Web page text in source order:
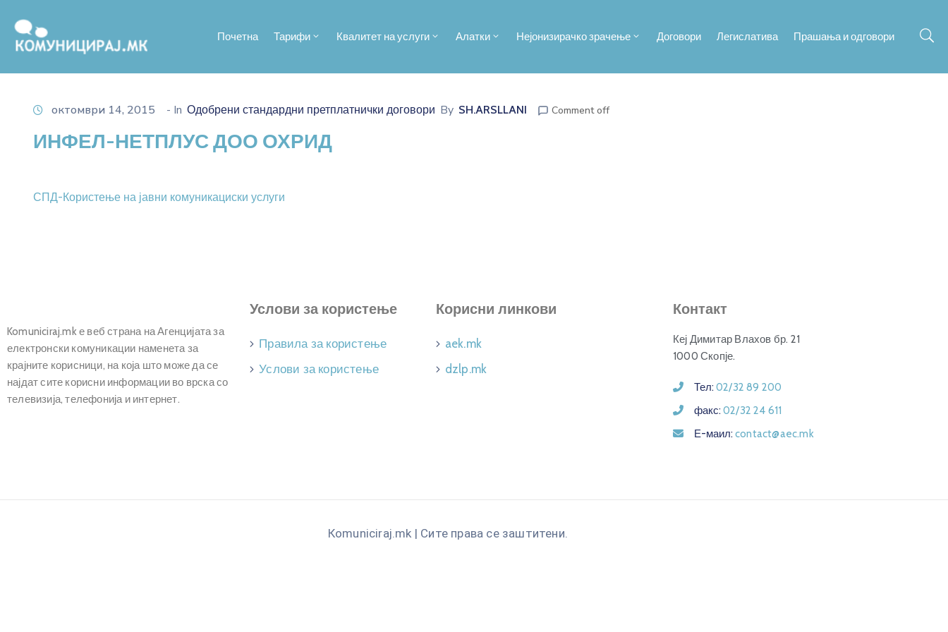
Почетна Тарифи Квалитет на услуги Алатки Нејонизирачко зрачење Договори Легислатива Прашања и одговори
октомври 14, 2015 - In Одобрени стандардни претплатнички договори By SH.ARSLLANI Comment off
ИНФЕЛ-НЕТПЛУС ДОО ОХРИД
СПД-Користење на јавни комуникациски услуги
Komuniciraj.mk е веб страна на Агенцијата за
електронски комуникации наменета за
крајните корисници, на која што може да се
најдат сите корисни информации во врска со
телевизија, телефонија и интернет.
Услови за користење
Правила за користење
Услови за користење
Корисни линкови
aek.mk
dzlp.mk
Контакт
Кеј Димитар Влахов бр. 21
1000 Скопје.
Тел:02/32 89 200
факс:02/32 24 611
Е-маил:contact@aec.mk
Кomuniciraj.mk | Сите права се заштитени.